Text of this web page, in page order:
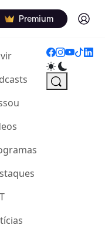
Premium Log in
(current)